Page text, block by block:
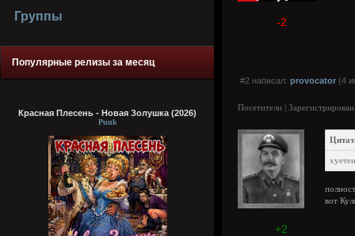
Группы
Популярные релизы за месяц
Красная Плесень - Новая Золушка (2026)
Punk
-2
#2 написал: provocator (4
Посетители |
вот
+2